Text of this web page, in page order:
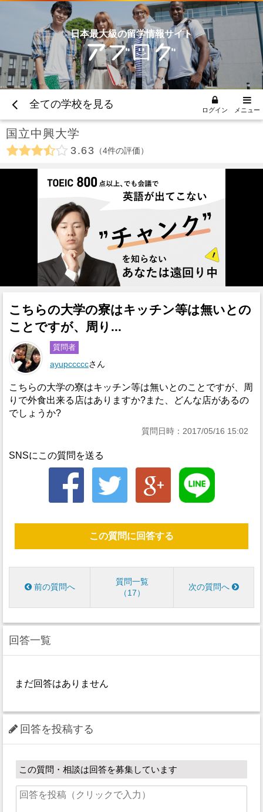
日本最大級の留学情報サイト
全ての学校を見る ログイン メニュー
国立中興大学
3.63 4件の評価
こちらの大学の寮はキッチン等は無いとの
ことですが、周り...
質問者
ayupcccccさん
こちらの大学の寮はキッチン等は無いとのことですが、周
りで外食出来る店はありますか?また、どんな店があるの
でしょうか?
質問日時：2017/05/16 15:02
SNSにこの質問を送る
この質問に回答する
前の質問へ
質問一覧
17
次の質問へ
回答一覧
まだ回答はありません
回答を投稿する
この質問・相談は回答を募集しています